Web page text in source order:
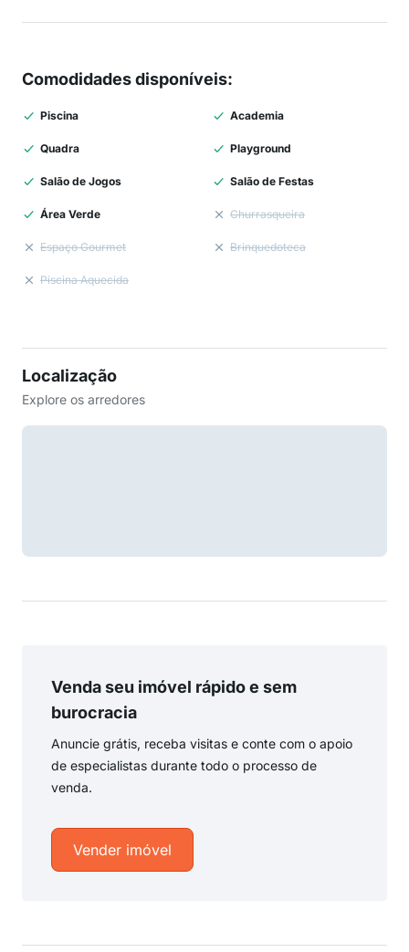
Comodidades disponíveis:
Piscina Academia
Quadra Playground
Salão de Jogos Salão de Festas
Área Verde Churrasqueira
Espaço Gourmet Brinquedoteca
Piscina Aquecida
Localização
Explore os arredores
Venda seu imóvel rápido e sem
burocracia
Anuncie grátis, receba visitas e conte com o apoio
de especialistas durante todo o processo de
venda.
Vender imóvel